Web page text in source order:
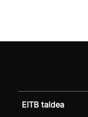
EITB taldea